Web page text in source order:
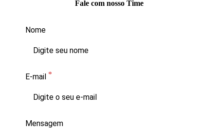
Fale com nosso Time
Nome
E-mail
Mensagem